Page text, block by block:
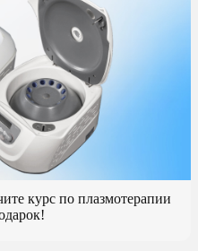
курс по плазмотерапии